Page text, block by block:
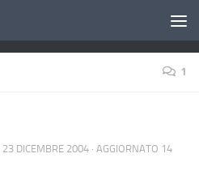
1
23 DICEMBRE 2004 · AGGIORNATO 14